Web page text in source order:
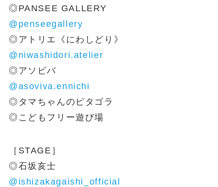
◎PANSEE GALLERY
@penseegallery
◎アトリエ《にわしどり》
@niwashidori.atelier
◎アソビバ
@asoviva.ennichi
◎タマちゃんのピタゴラ
◎こどもフリー遊び場
［STAGE］
◎石坂亥士
@ishizakagaishi_official